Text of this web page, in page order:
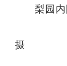
梨园
摄